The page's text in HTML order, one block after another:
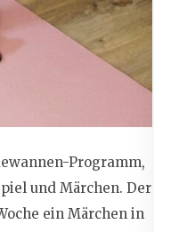
Programm,
und Märchen. Der
ein Märchen in